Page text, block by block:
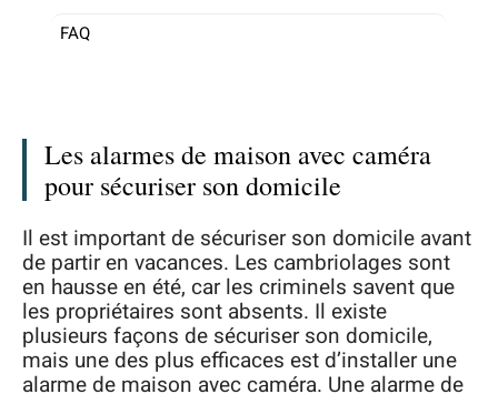
FAQ
Les alarmes de maison avec caméra
pour sécuriser son domicile
Il est important de sécuriser son domicile avant
de partir en vacances. Les cambriolages sont
en hausse en été, car les criminels savent que
les propriétaires sont absents. Il existe
plusieurs façons de sécuriser son domicile,
mais une des plus efficaces est d’installer une
alarme de maison avec caméra. Une alarme de